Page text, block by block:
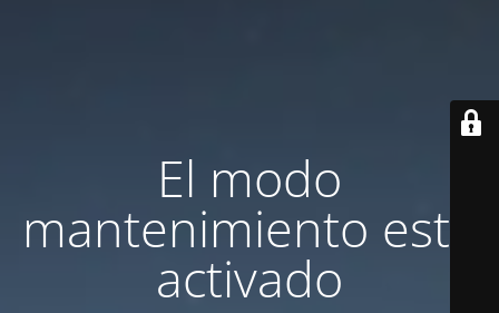
El modo
mantenimiento está
activado